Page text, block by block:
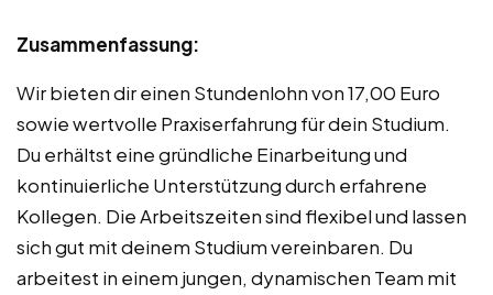
Zusammenfassung:
Wir bieten dir einen Stundenlohn von 17,00 Euro
sowie wertvolle Praxiserfahrung für dein Studium.
Du erhältst eine gründliche Einarbeitung und
kontinuierliche Unterstützung durch erfahrene
Kollegen. Die Arbeitszeiten sind flexibel und lassen
sich gut mit deinem Studium vereinbaren. Du
arbeitest in einem jungen, dynamischen Team mit